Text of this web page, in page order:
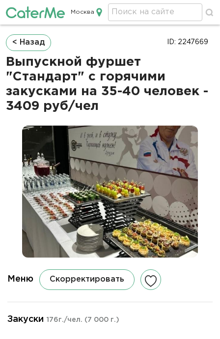
Кейтеринг в Москве
Москва
Строка
навигации
< Назад
Выпускной фуршет
"Стандарт" с горячими
закусками на 35-40 человек -
3409 руб/чел
ID: 2247669
Меню Скорректировать
Закуски 176г./чел. (7 000 г.)